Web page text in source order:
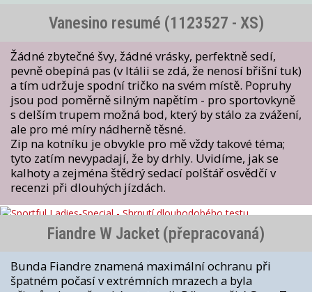
Vanesino resumé (1123527 - XS)
Žádné zbytečné švy, žádné vrásky, perfektně sedí,
pevně obepíná pas (v Itálii se zdá, že nenosí břišní tuk)
a tím udržuje spodní tričko na svém místě. Popruhy
jsou pod poměrně silným napětím - pro sportovkyně
s delším trupem možná bod, který by stálo za zvážení,
ale pro mé míry nádherně těsné.
Zip na kotníku je obvykle pro mě vždy takové téma;
tyto zatím nevypadají, že by drhly. Uvidíme, jak se
kalhoty a zejména štědrý sedací polštář osvědčí v
recenzi při dlouhých jízdách.
Fiandre W Jacket (přepracovaná)
Bunda Fiandre znamená maximální ochranu při
špatném počasí v extrémních mrazech a byla